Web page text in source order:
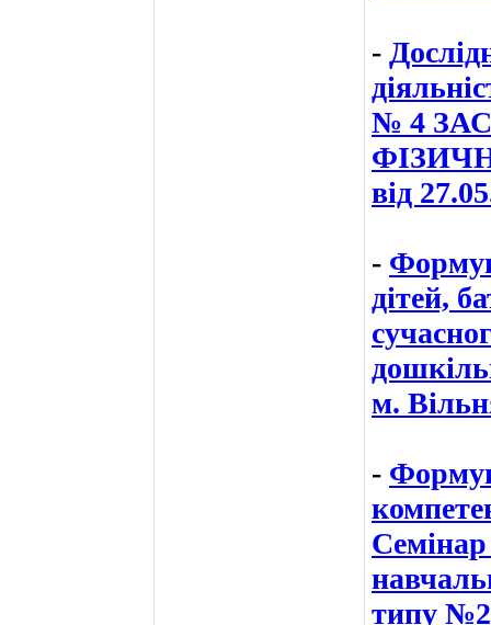
-
№ 4
від
-
дітей,
м.
-
Семінар
типу